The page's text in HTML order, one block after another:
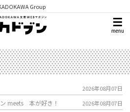
Group
menu
2026年08月07日
meets 本が好き！ 2026年08月07日